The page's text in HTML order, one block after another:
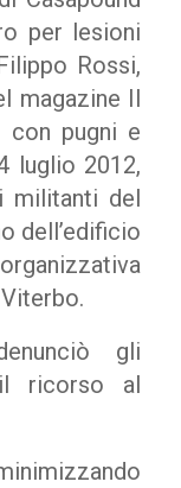
per lesioni
Rossi,
magazine Il
con pugni e
luglio 2012,
militanti del
dell’edificio
gli
il ricorso al